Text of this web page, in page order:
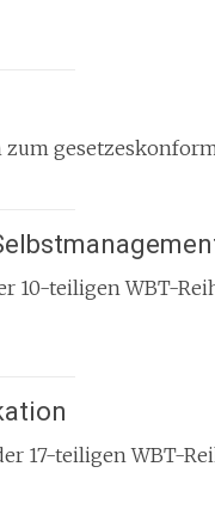
10-teiligen WBT-
17-teiligen WBT-